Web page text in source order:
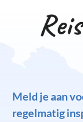
Meld je aan
regelmatig